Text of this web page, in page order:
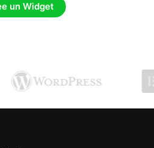
un Widget